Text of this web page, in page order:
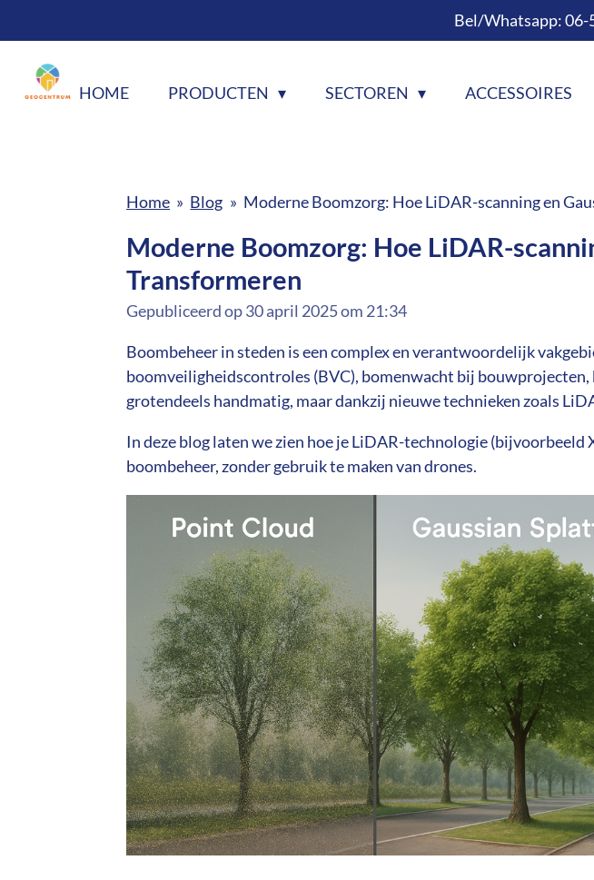
direct
naar
de
Bel/Whatsapp:
HOME PRODUCTEN SECTOREN ACCESSOIRES
Home » Blog » Moderne Boomzorg: Hoe LiDAR-scanning en
Moderne Boomzorg: Hoe LiDAR-
Transformeren
Gepubliceerd op 30 april 2025 om 21:34
Boombeheer in steden is een complex en verantwoordelijk
boomveiligheidscontroles (BVC), bomenwacht bij
grotendeels handmatig, maar dankzij nieuwe technieken zoals
In deze blog laten we zien hoe je LiDAR-technologie
boombeheer, zonder gebruik te maken van drones.